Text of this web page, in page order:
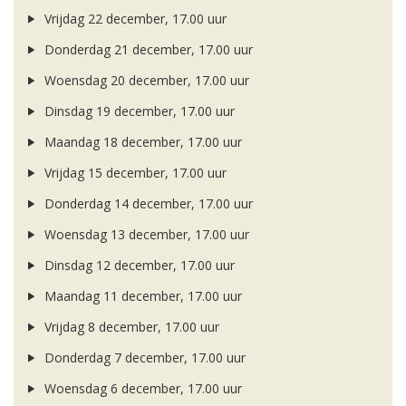
Vrijdag 22 december, 17.00 uur
Donderdag 21 december, 17.00 uur
Woensdag 20 december, 17.00 uur
Dinsdag 19 december, 17.00 uur
Maandag 18 december, 17.00 uur
Vrijdag 15 december, 17.00 uur
Donderdag 14 december, 17.00 uur
Woensdag 13 december, 17.00 uur
Dinsdag 12 december, 17.00 uur
Maandag 11 december, 17.00 uur
Vrijdag 8 december, 17.00 uur
Donderdag 7 december, 17.00 uur
Woensdag 6 december, 17.00 uur